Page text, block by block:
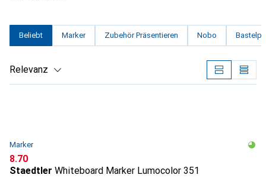
Beliebt Marker Zubehör Präsentieren Nobo
Relevanz
Marker
CHF
8.70
Staedtler Whiteboard Marker Lumocolor 351